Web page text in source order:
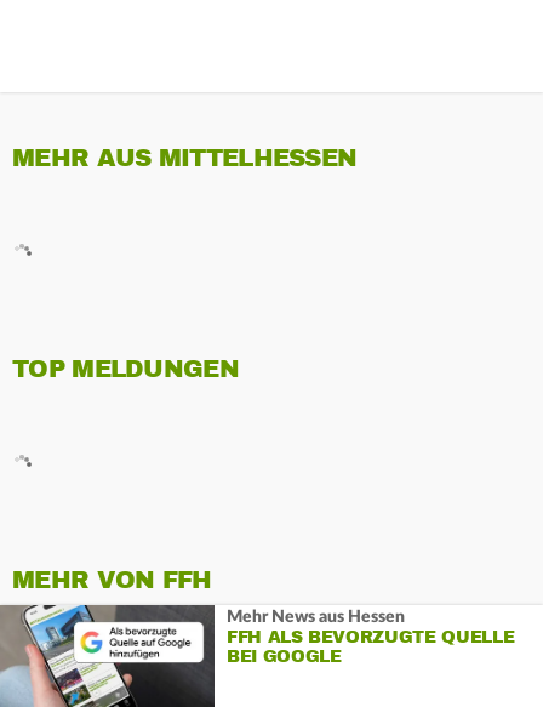
MEHR AUS MITTELHESSEN
TOP MELDUNGEN
MEHR VON FFH
Mehr News aus Hessen
FFH ALS BEVORZUGTE QUELLE
BEI GOOGLE